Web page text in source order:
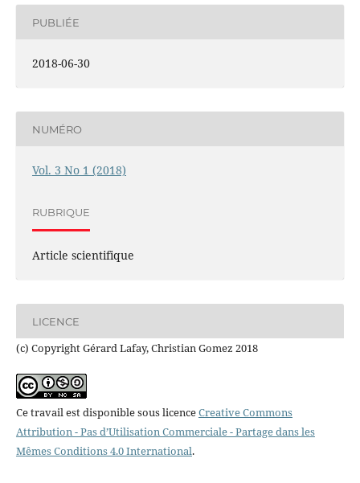
PUBLIÉE
2018-06-30
NUMÉRO
Vol. 3 No 1 (2018)
RUBRIQUE
Article scientifique
LICENCE
(c) Copyright Gérard Lafay, Christian Gomez 2018
Ce travail est disponible sous licenceCreative Commons
Attribution - Pas d’Utilisation Commerciale - Partage dans les
Mêmes Conditions 4.0 International.